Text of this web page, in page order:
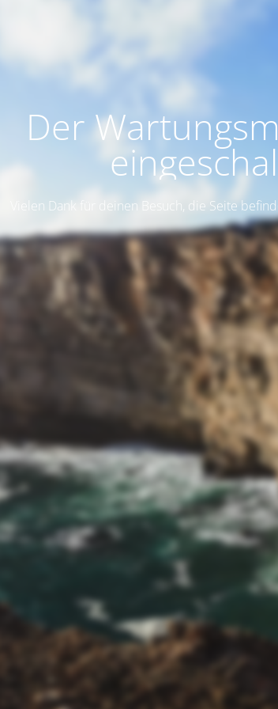
Der
Vielen Dank für deinen Besuch, die Seite